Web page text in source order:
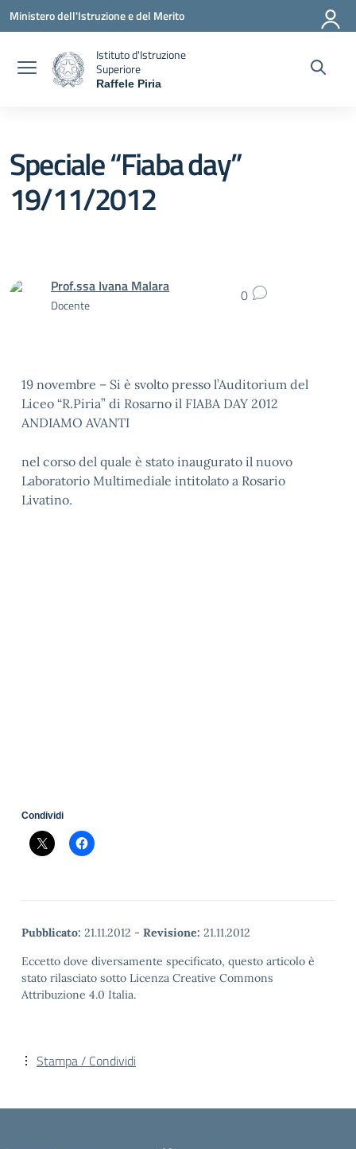
Vai ai contenuti
Vai al menu di navigazione
Vai al footer
Ministero dell'Istruzione e del Merito
Istituto d'Istruzione
Superiore
Raffele Piria
Speciale “Fiaba day”
19/11/2012
Prof.ssa Ivana Malara
Docente 0
19 novembre – Si è svolto presso l’Auditorium del
Liceo “R.Piria” di Rosarno il FIABA DAY 2012
ANDIAMO AVANTI
nel corso del quale è stato inaugurato il nuovo
Laboratorio Multimediale intitolato a Rosario
Livatino.
Condividi
Pubblicato: 21.11.2012 - Revisione: 21.11.2012
Eccetto dove diversamente specificato, questo articolo è
stato rilasciato sotto Licenza Creative Commons
Attribuzione 4.0 Italia.
Stampa / Condividi